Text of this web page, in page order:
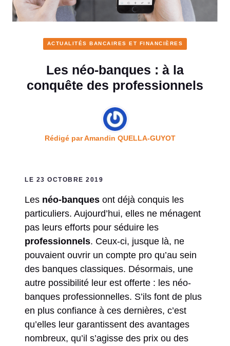
ACTUALITÉS BANCAIRES ET FINANCIÈRES
Les néo-banques : à la
conquête des professionnels
Rédigé parAmandin QUELLA-GUYOT
LE 23 OCTOBRE 2019
Les néo-banques ont déjà conquis les
particuliers. Aujourd’hui, elles ne ménagent
pas leurs efforts pour séduire les
professionnels. Ceux-ci, jusque là, ne
pouvaient ouvrir un compte pro qu’au sein
des banques classiques. Désormais, une
autre possibilité leur est offerte : les néo-
banques professionnelles. S’ils font de plus
en plus confiance à ces dernières, c’est
qu’elles leur garantissent des avantages
nombreux, qu’il s’agisse des prix ou des